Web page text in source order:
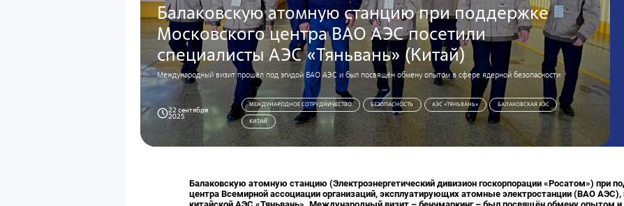
Балаковскую атомную станцию при поддержке
Московского центра ВАО АЭС посетили
специалисты АЭС «Тяньвань» (Китай)
Международный визит прошёл под эгидой ВАО АЭС и был посвящён обмену опытом в сфере ядерной безопасности
22 сентября
2025
МЕЖДУНАРОДНОЕ СОТРУДНИЧЕСТВО БЕЗОПАСНОСТЬ АЭС «ТЯНЬВАНЬ» БАЛАКОВСКАЯ АЭС
КИТАЙ
Балаковскую атомную станцию (Электроэнергетический дивизион госкорпорации «Росатом») при
центра Всемирной ассоциации организаций, эксплуатирующих атомные электростанции (ВАО АЭС),